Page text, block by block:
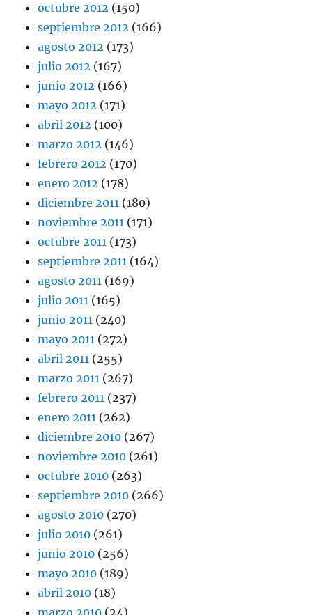
octubre 2012 (150)
septiembre 2012 (166)
agosto 2012 (173)
julio 2012 (167)
junio 2012 (166)
mayo 2012 (171)
abril 2012 (100)
marzo 2012 (146)
febrero 2012 (170)
enero 2012 (178)
diciembre 2011 (180)
noviembre 2011 (171)
octubre 2011 (173)
septiembre 2011 (164)
agosto 2011 (169)
julio 2011 (165)
junio 2011 (240)
mayo 2011 (272)
abril 2011 (255)
marzo 2011 (267)
febrero 2011 (237)
enero 2011 (262)
diciembre 2010 (267)
noviembre 2010 (261)
octubre 2010 (263)
septiembre 2010 (266)
agosto 2010 (270)
julio 2010 (261)
junio 2010 (256)
mayo 2010 (189)
abril 2010 (18)